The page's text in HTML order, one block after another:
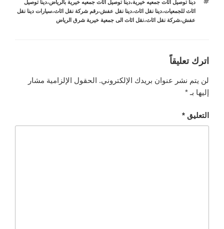
الوسوم
دينا توصيل اثاث جمعيه خيرية،دينا توصيل اثاث جمعيه خيرية بالرياض،دينا توصيل
اثاث للجمعيات،دينا نقل اثاث،دينا نقل عفش،رقم شركة نقل اثاث،سيارات دينا نقل
عفش،شركة نقل اثاث،نقل اثاث الى جمعية خيرية شرق الرياض
اترك تعليقاً
لن يتم نشر عنوان بريدك الإلكتروني. الحقول الإلزامية مشار
إليها بـ *
التعليق *